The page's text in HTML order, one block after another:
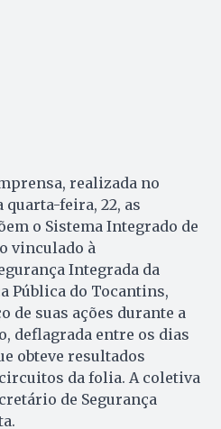
realizada no
quarta-feira, 22, as
o Sistema Integrado de
vinculado à
Integrada da
Pública do Tocantins,
de suas ações durante a
deflagrada entre os dias
obteve resultados
da folia. A coletiva
de Segurança